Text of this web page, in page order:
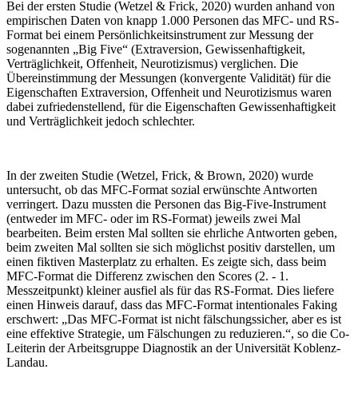
Bei der ersten Studie (Wetzel & Frick, 2020) wurden anhand von
empirischen Daten von knapp 1.000 Personen das MFC- und RS-
Format bei einem Persönlichkeitsinstrument zur Messung der
sogenannten „Big Five“ (Extraversion, Gewissenhaftigkeit,
Verträglichkeit, Offenheit, Neurotizismus) verglichen. Die
Übereinstimmung der Messungen (konvergente Validität) für die
Eigenschaften Extraversion, Offenheit und Neurotizismus waren
dabei zufriedenstellend, für die Eigenschaften Gewissenhaftigkeit
und Verträglichkeit jedoch schlechter.
In der zweiten Studie (Wetzel, Frick, & Brown, 2020) wurde
untersucht, ob das MFC-Format sozial erwünschte Antworten
verringert. Dazu mussten die Personen das Big-Five-Instrument
(entweder im MFC- oder im RS-Format) jeweils zwei Mal
bearbeiten. Beim ersten Mal sollten sie ehrliche Antworten geben,
beim zweiten Mal sollten sie sich möglichst positiv darstellen, um
einen fiktiven Masterplatz zu erhalten. Es zeigte sich, dass beim
MFC-Format die Differenz zwischen den Scores (2. - 1.
Messzeitpunkt) kleiner ausfiel als für das RS-Format. Dies liefere
einen Hinweis darauf, dass das MFC-Format intentionales Faking
erschwert: „Das MFC-Format ist nicht fälschungssicher, aber es ist
eine effektive Strategie, um Fälschungen zu reduzieren.“, so die Co-
Leiterin der Arbeitsgruppe Diagnostik an der Universität Koblenz-
Landau.